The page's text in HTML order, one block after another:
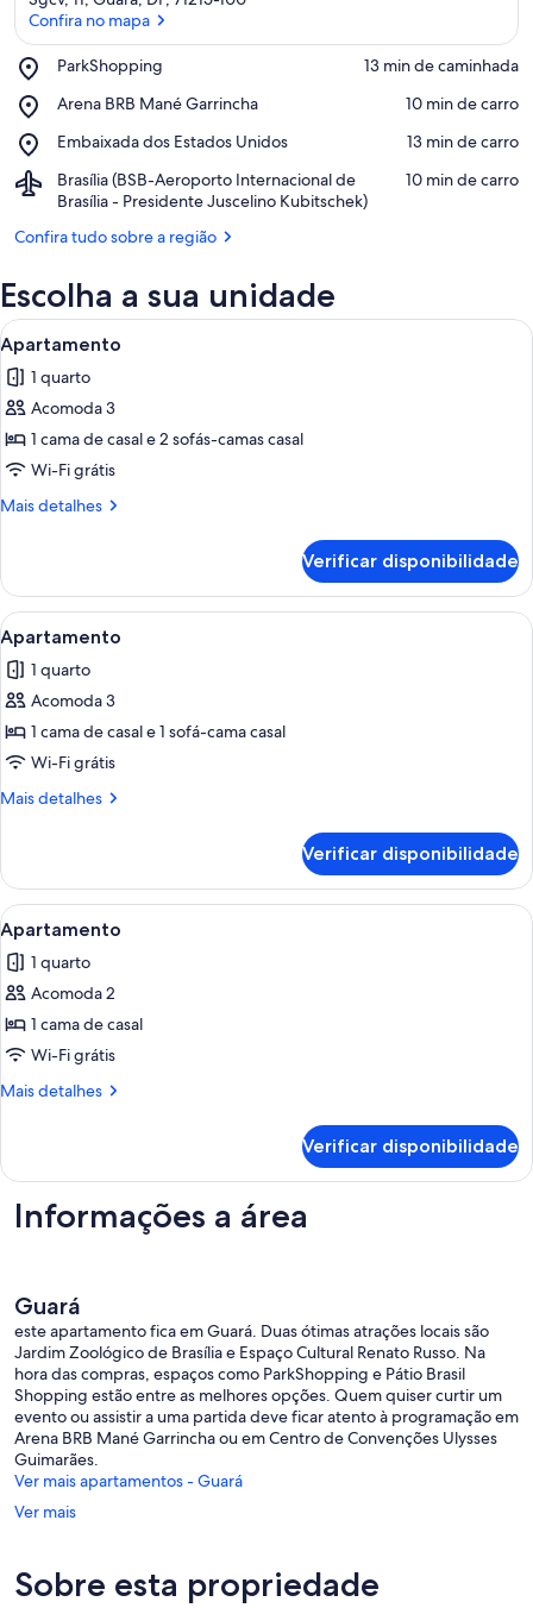
Confira no mapa
ParkShopping
Place,
‪13 min de caminhada‬
Arena BRB Mané Garrincha
Place,
BRB
Garrincha
‪10 min de carro‬
Embaixada dos Estados Unidos
Place,
dos
Estados
Unidos
‪13 min de carro‬
Brasília (BSB-Aeroporto Internacional de
Brasília - Presidente Juscelino Kubitschek)
Airport,
Brasília
Aeroporto
de
Brasília
Presidente
Juscelino
‪10 min de carro‬
Confira tudo sobre a região
Escolha a sua unidade
Carrega
todas
as
fotos
de
Apartamento
Um edifício de vários andares com
27
Apartamento
1 quarto
Acomoda 3
1 cama de casal e 2 sofás-camas casal
Wi-Fi grátis
Mais detalhes
Mais
Verificar disponibilidade
Carrega
todas
as
fotos
de
Apartamento
Quarto de hotel com uma cama, um
26
Apartamento
1 quarto
Acomoda 3
1 cama de casal e 1 sofá-cama casal
Wi-Fi grátis
Mais detalhes
Mais
Verificar disponibilidade
Carrega
todas
as
fotos
de
Apartamento
Uma cama bem arrumada com
8
Apartamento
1 quarto
Acomoda 2
1 cama de casal
Wi-Fi grátis
Mais detalhes
Mais
Verificar disponibilidade
Informações a área
Guará
este apartamento fica em Guará. Duas ótimas atrações locais são
Jardim Zoológico de Brasília e Espaço Cultural Renato Russo. Na
hora das compras, espaços como ParkShopping e Pátio Brasil
Shopping estão entre as melhores opções. Quem quiser curtir um
evento ou assistir a uma partida deve ficar atento à programação em
Arena BRB Mané Garrincha ou em Centro de Convenções Ulysses
Guimarães.
Ver mais apartamentos - Guará
Ver mais
Sobre esta propriedade